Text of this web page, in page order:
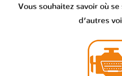
Vous souhaitez savoir où
d’autres